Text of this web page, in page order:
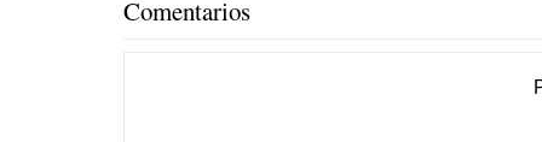
Comentarios